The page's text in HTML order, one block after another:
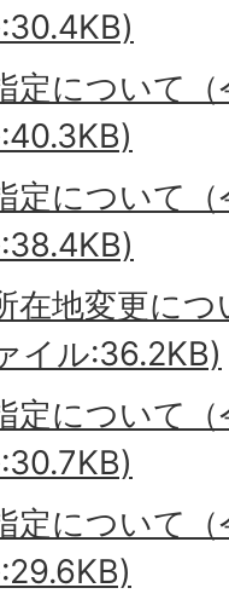
定について
定について
在地変更に
イル:36.2KB)
定について
定について